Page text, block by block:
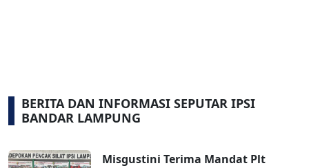
BERITA DAN INFORMASI SEPUTAR IPSI
BANDAR LAMPUNG
Misgustini Terima Mandat Plt